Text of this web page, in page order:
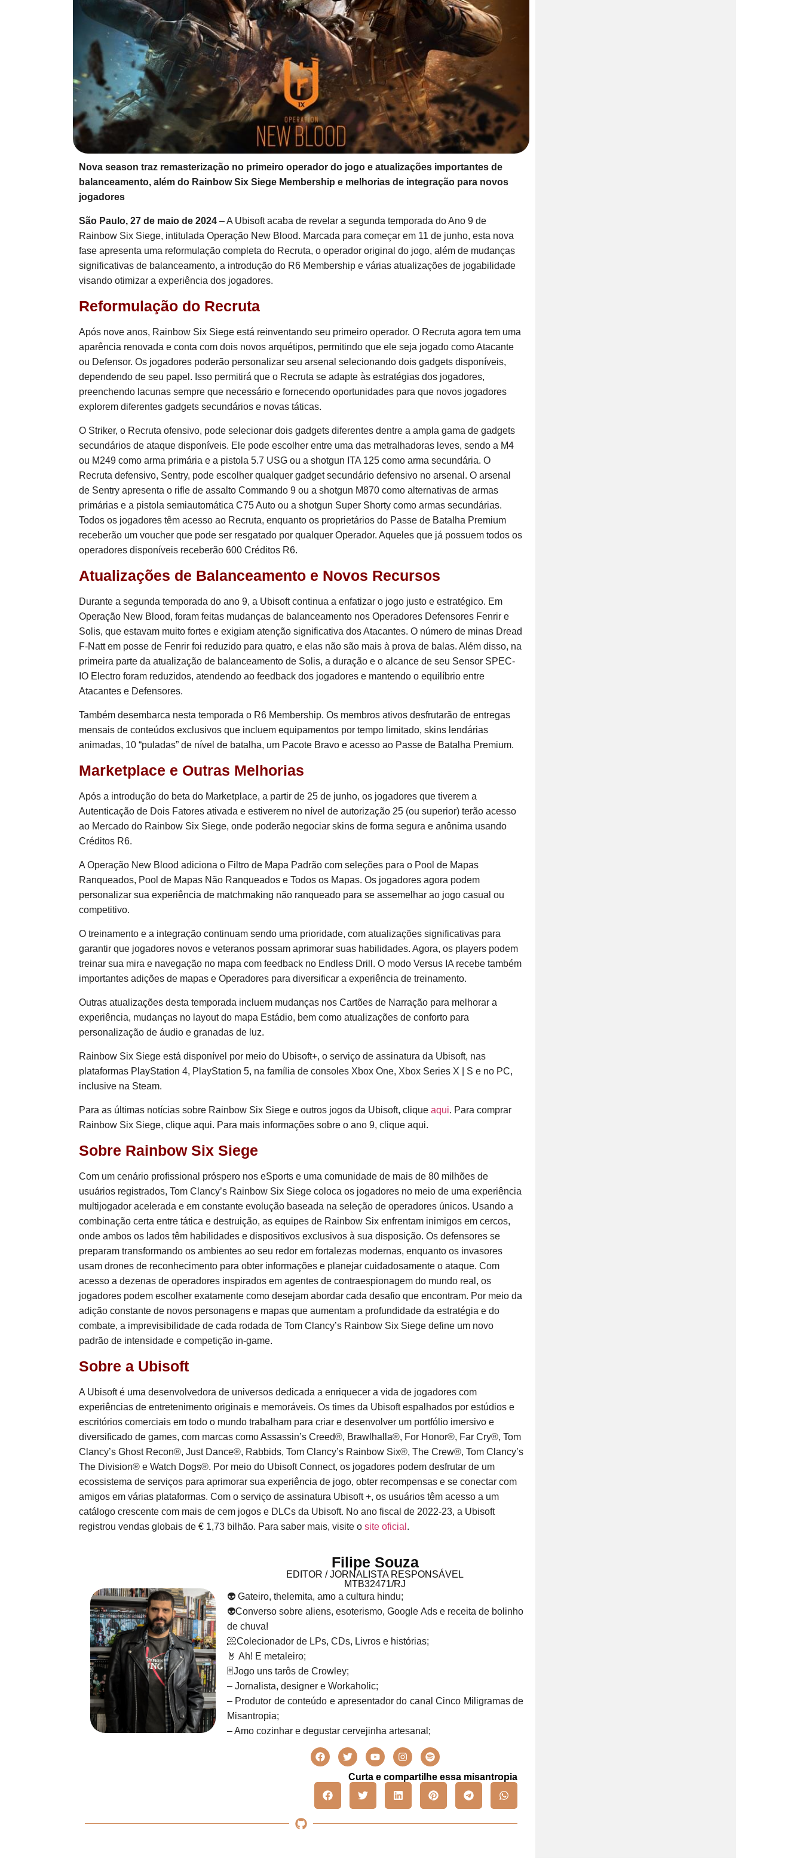
Nova season traz remasterização no primeiro operador do jogo e atualizações importantes de
balanceamento, além do Rainbow Six Siege Membership e melhorias de integração para novos
jogadores
São Paulo, 27 de maio de 2024 – A Ubisoft acaba de revelar a segunda temporada do Ano 9 de
Rainbow Six Siege, intitulada Operação New Blood. Marcada para começar em 11 de junho, esta nova
fase apresenta uma reformulação completa do Recruta, o operador original do jogo, além de mudanças
significativas de balanceamento, a introdução do R6 Membership e várias atualizações de jogabilidade
visando otimizar a experiência dos jogadores.
Reformulação do Recruta
Após nove anos, Rainbow Six Siege está reinventando seu primeiro operador. O Recruta agora tem uma
aparência renovada e conta com dois novos arquétipos, permitindo que ele seja jogado como Atacante
ou Defensor. Os jogadores poderão personalizar seu arsenal selecionando dois gadgets disponíveis,
dependendo de seu papel. Isso permitirá que o Recruta se adapte às estratégias dos jogadores,
preenchendo lacunas sempre que necessário e fornecendo oportunidades para que novos jogadores
explorem diferentes gadgets secundários e novas táticas.
O Striker, o Recruta ofensivo, pode selecionar dois gadgets diferentes dentre a ampla gama de gadgets
secundários de ataque disponíveis. Ele pode escolher entre uma das metralhadoras leves, sendo a M4
ou M249 como arma primária e a pistola 5.7 USG ou a shotgun ITA 125 como arma secundária. O
Recruta defensivo, Sentry, pode escolher qualquer gadget secundário defensivo no arsenal. O arsenal
de Sentry apresenta o rifle de assalto Commando 9 ou a shotgun M870 como alternativas de armas
primárias e a pistola semiautomática C75 Auto ou a shotgun Super Shorty como armas secundárias.
Todos os jogadores têm acesso ao Recruta, enquanto os proprietários do Passe de Batalha Premium
receberão um voucher que pode ser resgatado por qualquer Operador. Aqueles que já possuem todos os
operadores disponíveis receberão 600 Créditos R6.
Atualizações de Balanceamento e Novos Recursos
Durante a segunda temporada do ano 9, a Ubisoft continua a enfatizar o jogo justo e estratégico. Em
Operação New Blood, foram feitas mudanças de balanceamento nos Operadores Defensores Fenrir e
Solis, que estavam muito fortes e exigiam atenção significativa dos Atacantes. O número de minas Dread
F-Natt em posse de Fenrir foi reduzido para quatro, e elas não são mais à prova de balas. Além disso, na
primeira parte da atualização de balanceamento de Solis, a duração e o alcance de seu Sensor SPEC-
IO Electro foram reduzidos, atendendo ao feedback dos jogadores e mantendo o equilíbrio entre
Atacantes e Defensores.
Também desembarca nesta temporada o R6 Membership. Os membros ativos desfrutarão de entregas
mensais de conteúdos exclusivos que incluem equipamentos por tempo limitado, skins lendárias
animadas, 10 “puladas” de nível de batalha, um Pacote Bravo e acesso ao Passe de Batalha Premium.
Marketplace e Outras Melhorias
Após a introdução do beta do Marketplace, a partir de 25 de junho, os jogadores que tiverem a
Autenticação de Dois Fatores ativada e estiverem no nível de autorização 25 (ou superior) terão acesso
ao Mercado do Rainbow Six Siege, onde poderão negociar skins de forma segura e anônima usando
Créditos R6.
A Operação New Blood adiciona o Filtro de Mapa Padrão com seleções para o Pool de Mapas
Ranqueados, Pool de Mapas Não Ranqueados e Todos os Mapas. Os jogadores agora podem
personalizar sua experiência de matchmaking não ranqueado para se assemelhar ao jogo casual ou
competitivo.
O treinamento e a integração continuam sendo uma prioridade, com atualizações significativas para
garantir que jogadores novos e veteranos possam aprimorar suas habilidades. Agora, os players podem
treinar sua mira e navegação no mapa com feedback no Endless Drill. O modo Versus IA recebe também
importantes adições de mapas e Operadores para diversificar a experiência de treinamento.
Outras atualizações desta temporada incluem mudanças nos Cartões de Narração para melhorar a
experiência, mudanças no layout do mapa Estádio, bem como atualizações de conforto para
personalização de áudio e granadas de luz.
Rainbow Six Siege está disponível por meio do Ubisoft+, o serviço de assinatura da Ubisoft, nas
plataformas PlayStation 4, PlayStation 5, na família de consoles Xbox One, Xbox Series X | S e no PC,
inclusive na Steam.
Para as últimas notícias sobre Rainbow Six Siege e outros jogos da Ubisoft, clique aqui. Para comprar
Rainbow Six Siege, clique aqui. Para mais informações sobre o ano 9, clique aqui.
Sobre Rainbow Six Siege
Com um cenário profissional próspero nos eSports e uma comunidade de mais de 80 milhões de
usuários registrados, Tom Clancy’s Rainbow Six Siege coloca os jogadores no meio de uma experiência
multijogador acelerada e em constante evolução baseada na seleção de operadores únicos. Usando a
combinação certa entre tática e destruição, as equipes de Rainbow Six enfrentam inimigos em cercos,
onde ambos os lados têm habilidades e dispositivos exclusivos à sua disposição. Os defensores se
preparam transformando os ambientes ao seu redor em fortalezas modernas, enquanto os invasores
usam drones de reconhecimento para obter informações e planejar cuidadosamente o ataque. Com
acesso a dezenas de operadores inspirados em agentes de contraespionagem do mundo real, os
jogadores podem escolher exatamente como desejam abordar cada desafio que encontram. Por meio da
adição constante de novos personagens e mapas que aumentam a profundidade da estratégia e do
combate, a imprevisibilidade de cada rodada de Tom Clancy’s Rainbow Six Siege define um novo
padrão de intensidade e competição in-game.
Sobre a Ubisoft
A Ubisoft é uma desenvolvedora de universos dedicada a enriquecer a vida de jogadores com
experiências de entretenimento originais e memoráveis. Os times da Ubisoft espalhados por estúdios e
escritórios comerciais em todo o mundo trabalham para criar e desenvolver um portfólio imersivo e
diversificado de games, com marcas como Assassin’s Creed®, Brawlhalla®, For Honor®, Far Cry®, Tom
Clancy’s Ghost Recon®, Just Dance®, Rabbids, Tom Clancy’s Rainbow Six®, The Crew®, Tom Clancy’s
The Division® e Watch Dogs®. Por meio do Ubisoft Connect, os jogadores podem desfrutar de um
ecossistema de serviços para aprimorar sua experiência de jogo, obter recompensas e se conectar com
amigos em várias plataformas. Com o serviço de assinatura Ubisoft +, os usuários têm acesso a um
catálogo crescente com mais de cem jogos e DLCs da Ubisoft. No ano fiscal de 2022-23, a Ubisoft
registrou vendas globais de € 1,73 bilhão. Para saber mais, visite o site oficial .
Filipe Souza
EDITOR / JORNALISTA RESPONSÁVEL
MTB32471/RJ
👽 Gateiro, thelemita, amo a cultura hindu;
👽Converso sobre aliens, esoterismo, Google Ads e receita de bolinho
de chuva!
📀Colecionador de LPs, CDs, Livros e histórias;
🤘 Ah! E metaleiro;
🃏Jogo uns tarôs de Crowley;
– Jornalista, designer e Workaholic;
– Produtor de conteúdo e apresentador do canal Cinco Miligramas de
Misantropia;
– Amo cozinhar e degustar cervejinha artesanal;
Curta e compartilhe essa misantropia